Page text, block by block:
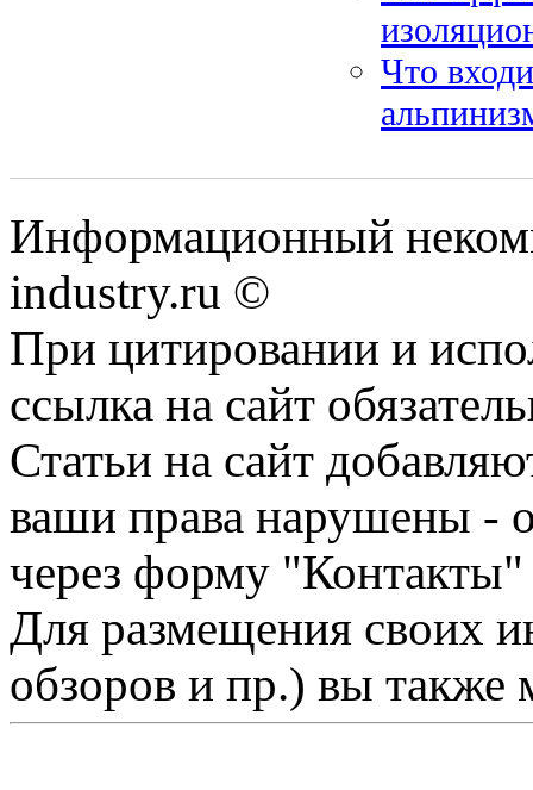
Что
Информационный
industry.ru ©
При цитировании и
ссылка на сайт
Статьи на сайт
ваши права нарушены -
через форму "Контакты"
Для размещения своих
обзоров и пр.) вы также